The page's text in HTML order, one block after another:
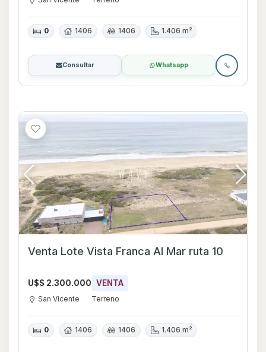
0 1406 1406 1.406 m²
Consultar Whatsapp
Venta Lote Vista Franca Al Mar ruta 10
U$S 2.300.000 VENTA
San Vicente Terreno
0 1406 1406 1.406 m²